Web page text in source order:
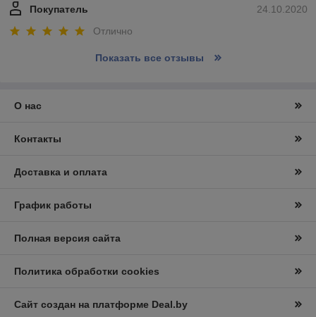
24.10.2020
Покупатель
Отлично
Показать все отзывы
О нас
Контакты
Доставка и оплата
График работы
Полная версия сайта
Политика обработки cookies
Сайт создан на платформе Deal.by